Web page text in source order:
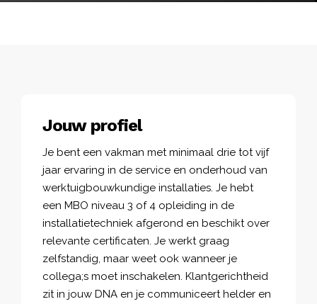
Jouw profiel
Je bent een vakman met minimaal drie tot vijf
jaar ervaring in de service en onderhoud van
werktuigbouwkundige installaties. Je hebt
een MBO niveau 3 of 4 opleiding in de
installatietechniek afgerond en beschikt over
relevante certificaten. Je werkt graag
zelfstandig, maar weet ook wanneer je
collega;s moet inschakelen. Klantgerichtheid
zit in jouw DNA en je communiceert helder en